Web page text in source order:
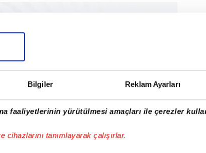
Bilgiler Reklam Ayarları
faaliyetlerinin yürütülmesi amaçları ile çerezler
cihazlarını tanımlayarak çalışırlar.